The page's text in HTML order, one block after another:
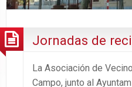
Jornadas de
La Asociación de
Campo, junto al